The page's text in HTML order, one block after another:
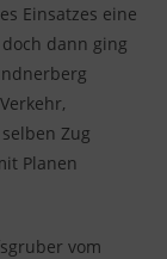
Einsatzes eine
dann ging
Zug
Planen
vom